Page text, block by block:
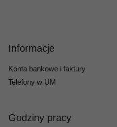
Informacje
Konta bankowe i faktury
Telefony w UM
Godziny pracy